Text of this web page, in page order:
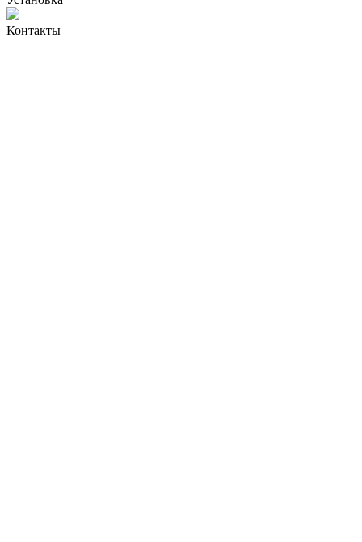
Контакты